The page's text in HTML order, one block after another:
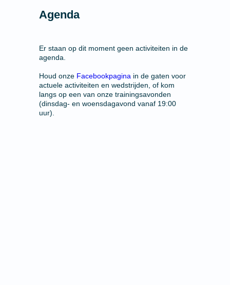
Agenda
Er staan op dit moment geen activiteiten in de
agenda.
Houd onze Facebookpagina in de gaten voor
actuele activiteiten en wedstrijden, of kom
langs op een van onze trainingsavonden
(dinsdag- en woensdagavond vanaf 19:00
uur).